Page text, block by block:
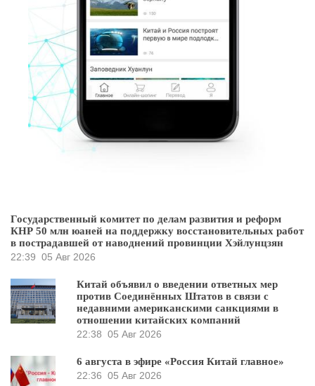
Государственный комитет по делам развития и реформ
КНР 50 млн юаней на поддержку восстановительных работ
в пострадавшей от наводнений провинции Хэйлунцзян
22:39 05 Авг 2026
Китай объявил о введении ответных мер
против Соединённых Штатов в связи с
недавними американскими санкциями в
отношении китайских компаний
22:38 05 Авг 2026
6 августа в эфире «Россия Китай главное»
22:36 05 Авг 2026